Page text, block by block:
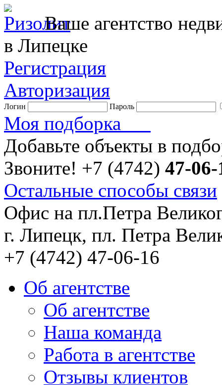
Ваше агентство
в Липецке
Регистрация
Авторизация
Логин Пароль
Моя подборка
Добавьте объекты в
Звоните! +7 (4742) 47-06-
Остальные способы связи
Офис на пл.Петра
г. Липецк, пл. Петра
+7 (4742) 47-06-16
Об агентстве
Об агентстве
Наша команда
Работа в агентстве
Отзывы клиентов